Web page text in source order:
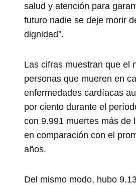
salud y atención para
futuro nadie se deje morir
dignidad”.
Las cifras muestran que el
personas que mueren en
enfermedades cardíacas
por ciento durante el
con 9.991 muertes más de
en comparación con el
años.
Del mismo modo, hubo